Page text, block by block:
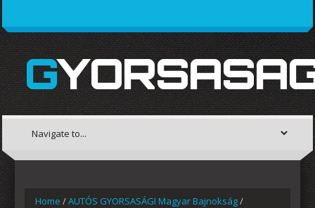
Home /AUTÓS GYORSASÁGI Magyar Bajnokság/